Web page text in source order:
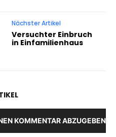
Nächster Artikel
Versuchter Einbruch
in Einfamilienhaus
KOMMENTAR ABZUGEBEN